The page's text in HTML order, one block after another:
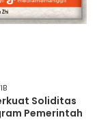
Soliditas
Pemerintah